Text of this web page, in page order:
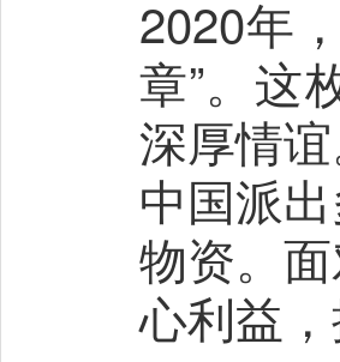
2020年
章”。这
深厚情
中国派
物资。
心利益